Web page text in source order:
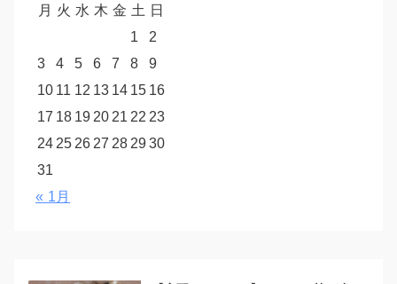
月 火 水 木 金 土 日
1
2
3
4 5 6 7 8
9
10 11 12 13 14 15 16
17 18 19 20 21 22 23
24 25 26 27 28 2930
31
« 1月